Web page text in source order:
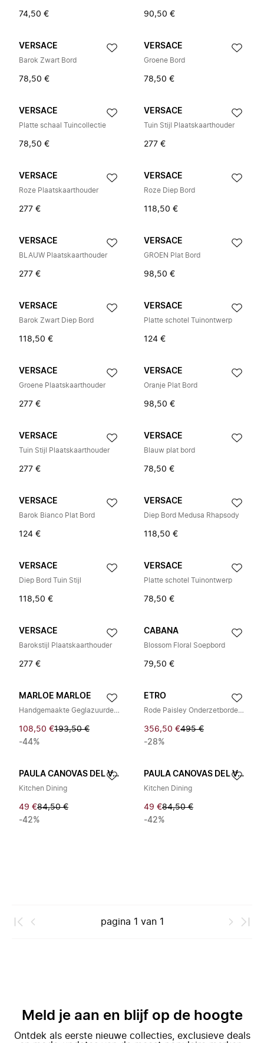
74,50 € 90,50 €
VERSACE
Barok Zwart Bord
78,50 €
VERSACE
Groene Bord
78,50 €
VERSACE
Platte schaal Tuincollectie
78,50 €
VERSACE
Tuin Stijl Plaatskaarthouder
277 €
VERSACE
Roze Plaatskaarthouder
277 €
VERSACE
Roze Diep Bord
118,50 €
VERSACE
BLAUW Plaatskaarthouder
277 €
VERSACE
GROEN Plat Bord
98,50 €
VERSACE
Barok Zwart Diep Bord
118,50 €
VERSACE
Platte schotel Tuinontwerp
124 €
VERSACE
Groene Plaatskaarthouder
277 €
VERSACE
Oranje Plat Bord
98,50 €
VERSACE
Tuin Stijl Plaatskaarthouder
277 €
VERSACE
Blauw plat bord
78,50 €
VERSACE
Barok Bianco Plat Bord
124 €
VERSACE
Diep Bord Medusa Rhapsody
118,50 €
VERSACE
Diep Bord Tuin Stijl
118,50 €
VERSACE
Platte schotel Tuinontwerp
78,50 €
VERSACE
Barokstijl Plaatskaarthouder
277 €
CABANA
Blossom Floral Soepbord
79,50 €
MARLOE MARLOE
Handgemaakte Geglazuurde Ovale Dinerborden
108,50 €193,50 €
-44%
ETRO
Rode Paisley Onderzetborden Set
356,50 €495 €
-28%
PAULA CANOVAS DEL VAS
Kitchen Dining
49 €84,50 €
-42%
PAULA CANOVAS DEL VAS
Kitchen Dining
49 €84,50 €
-42%
pagina 1 van 1
Meld je aan en blijf op de hoogte
Ontdek als eerste nieuwe collecties, exclusieve deals